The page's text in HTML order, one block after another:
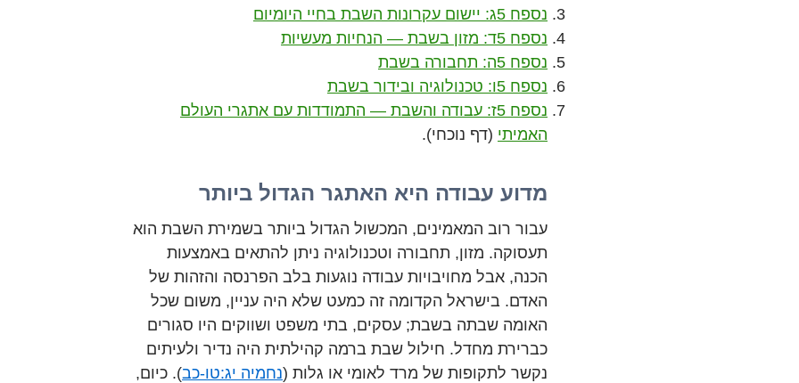
נספח 5ג: יישום עקרונות השבת בחיי היומיום
נספח 5ד: מזון בשבת — הנחיות מעשיות
נספח 5ה: תחבורה בשבת
נספח 5ו: טכנולוגיה ובידור בשבת
נספח 5ז: עבודה והשבת — התמודדות עם אתגרי העולם
האמיתי (דף נוכחי).
מדוע עבודה היא האתגר הגדול ביותר
עבור רוב המאמינים, המכשול הגדול ביותר בשמירת השבת הוא
תעסוקה. מזון, תחבורה וטכנולוגיה ניתן להתאים באמצעות
הכנה, אבל מחויבויות עבודה נוגעות בלב הפרנסה והזהות של
האדם. בישראל הקדומה זה כמעט שלא היה עניין, משום שכל
האומה שבתה בשבת; עסקים, בתי משפט ושווקים היו סגורים
כברירת מחדל. חילול שבת ברמה קהילתית היה נדיר ולעיתים
נקשר לתקופות של מרד לאומי או גלות (נחמיה יג:טו-כב). כיום,